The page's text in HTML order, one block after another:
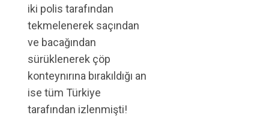
iki polis tarafından
tekmelenerek saçından
ve bacağından
sürüklenerek çöp
konteynırına bırakıldığı an
ise tüm Türkiye
tarafından izlenmişti!